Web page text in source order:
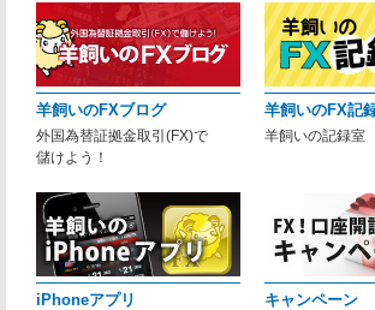
羊飼いのFXブログ
外国為替証拠金取引(FX)で
儲けよう！
羊飼いのFX記
羊飼いの記録室
iPhoneアプリ キャンペーン